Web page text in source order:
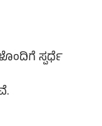
ಸ್ಪರ್ಧೆ